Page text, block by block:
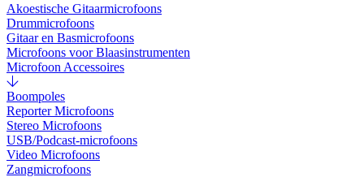
Akoestische Gitaarmicrofoons
Drummicrofoons
Gitaar en Basmicrofoons
Microfoons voor Blaasinstrumenten
Microfoon Accessoires
Boompoles
Reporter Microfoons
Stereo Microfoons
USB/Podcast-microfoons
Video Microfoons
Zangmicrofoons